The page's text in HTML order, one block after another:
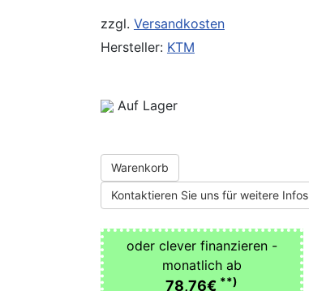
zzgl. Versandkosten
Hersteller: KTM
Auf Lager
Warenkorb
Kontaktieren Sie uns für weitere Infos
oder clever finanzieren -
monatlich ab
78,76€ **)